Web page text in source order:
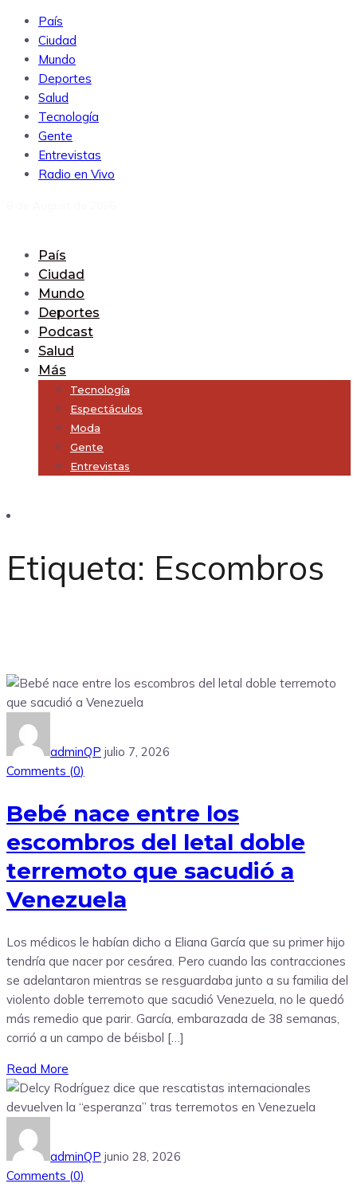
País
Ciudad
Mundo
Deportes
Salud
Tecnología
Gente
Entrevistas
Radio en Vivo
País
Ciudad
Mundo
Deportes
Podcast
Salud
Más
Tecnología
Espectáculos
Moda
Gente
Entrevistas
Etiqueta: Escombros
adminQP julio 7, 2026
Comments (0)
Bebé nace entre los
escombros del letal doble
terremoto que sacudió a
Venezuela
Los médicos le habían dicho a Eliana García que su primer hijo
tendría que nacer por cesárea. Pero cuando las contracciones
se adelantaron mientras se resguardaba junto a su familia del
violento doble terremoto que sacudió Venezuela, no le quedó
más remedio que parir. García, embarazada de 38 semanas,
corrió a un campo de béisbol […]
Read More
adminQP junio 28, 2026
Comments (0)